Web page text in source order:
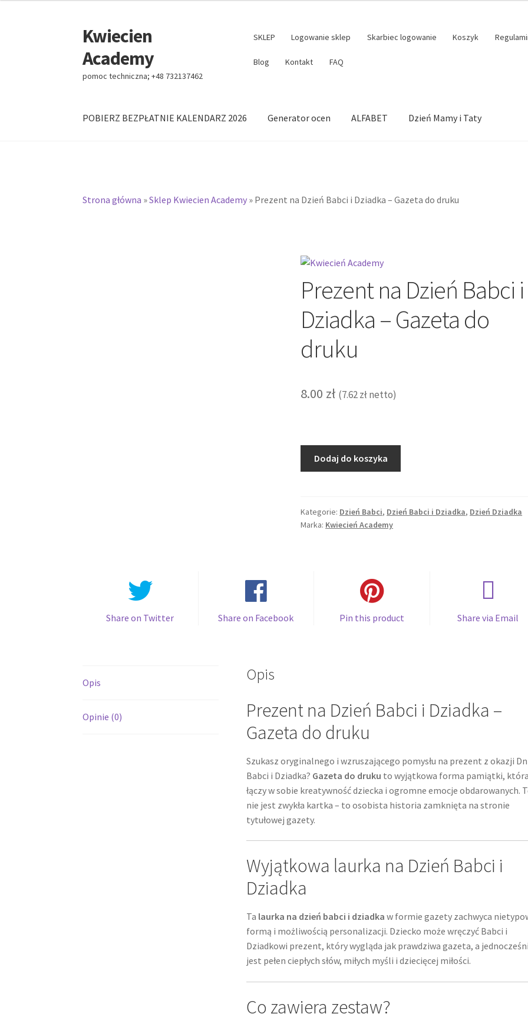
Przejdź
do
nawigacji
Przejdź
do
treści
Kwiecien
Academy
pomoc techniczna; +48 732137462
SKLEP Logowanie sklep Skarbiec logowanie Koszyk
Blog Kontakt FAQ
POBIERZ BEZPŁATNIE KALENDARZ 2026 Generator ocen ALFABET Dzień Mamy i Taty
Strona główna »Sklep Kwiecien Academy » Prezent na Dzień Babci i Dziadka – Gazeta do druku
Prezent na Dzień Babci i
Dziadka – Gazeta do
druku
8.00 zł (7.62złnetto)
Babci
i
Dodaj do koszyka
Kategorie: Dzień Babci, Dzień Babci i Dziadka, Dzień Dziadka
Marka: Kwiecień Academy
Share on Twitter Share on Facebook Pin this product Share via Email
Opis
Opinie (0)
Opis
Prezent na Dzień Babci i Dziadka –
Gazeta do druku
Szukasz oryginalnego i wzruszającego pomysłu na prezent z okazji
Babci i Dziadka? Gazeta do druku to wyjątkowa forma pamiątki, która
łączy w sobie kreatywność dziecka i ogromne emocje obdarowanych.
nie jest zwykła kartka – to osobista historia zamknięta na stronie
tytułowej gazety.
Wyjątkowa laurka na Dzień Babci i
Dziadka
Ta laurka na dzień babci i dziadka w formie gazety zachwyca
formą i możliwością personalizacji. Dziecko może wręczyć Babci i
Dziadkowi prezent, który wygląda jak prawdziwa gazeta, a
jest pełen ciepłych słów, miłych myśli i dziecięcej miłości.
Co zawiera zestaw?